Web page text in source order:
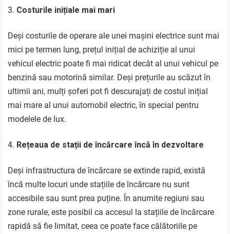
Costurile inițiale mai mari
Deși costurile de operare ale unei mașini electrice sunt mai
mici pe termen lung, prețul inițial de achiziție al unui
vehicul electric poate fi mai ridicat decât al unui vehicul pe
benzină sau motorină similar. Deși prețurile au scăzut în
ultimii ani, mulți șoferi pot fi descurajați de costul inițial
mai mare al unui automobil electric, în special pentru
modelele de lux.
Rețeaua de stații de încărcare încă în dezvoltare
Deși infrastructura de încărcare se extinde rapid, există
încă multe locuri unde stațiile de încărcare nu sunt
accesibile sau sunt prea puține. În anumite regiuni sau
zone rurale, este posibil ca accesul la stațiile de încărcare
rapidă să fie limitat, ceea ce poate face călătoriile pe